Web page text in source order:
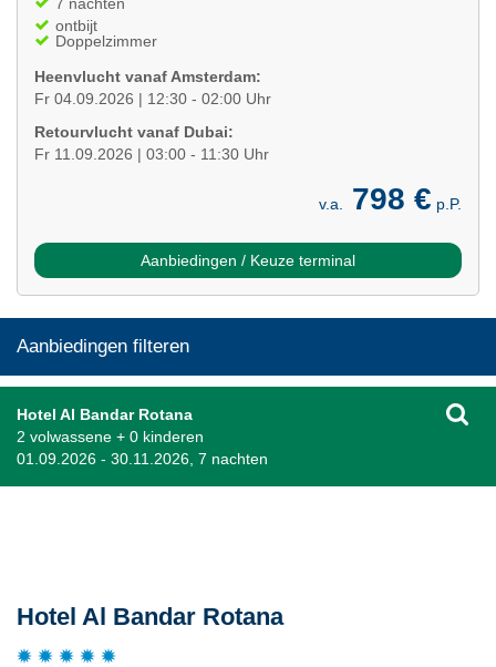
ontbijt
Doppelzimmer
Heenvlucht vanaf Amsterdam:
Fr 04.09.2026 | 12:30 - 02:00 Uhr
Retourvlucht vanaf Dubai:
Fr 11.09.2026 | 03:00 - 11:30 Uhr
v.a. 798 € p.P.
Aanbiedingen / Keuze terminal
Aanbiedingen filteren
Hotel Al Bandar Rotana
2 volwassene + 0 kinderen
01.09.2026 - 30.11.2026, 7 nachten
Hotel Al Bandar Rotana